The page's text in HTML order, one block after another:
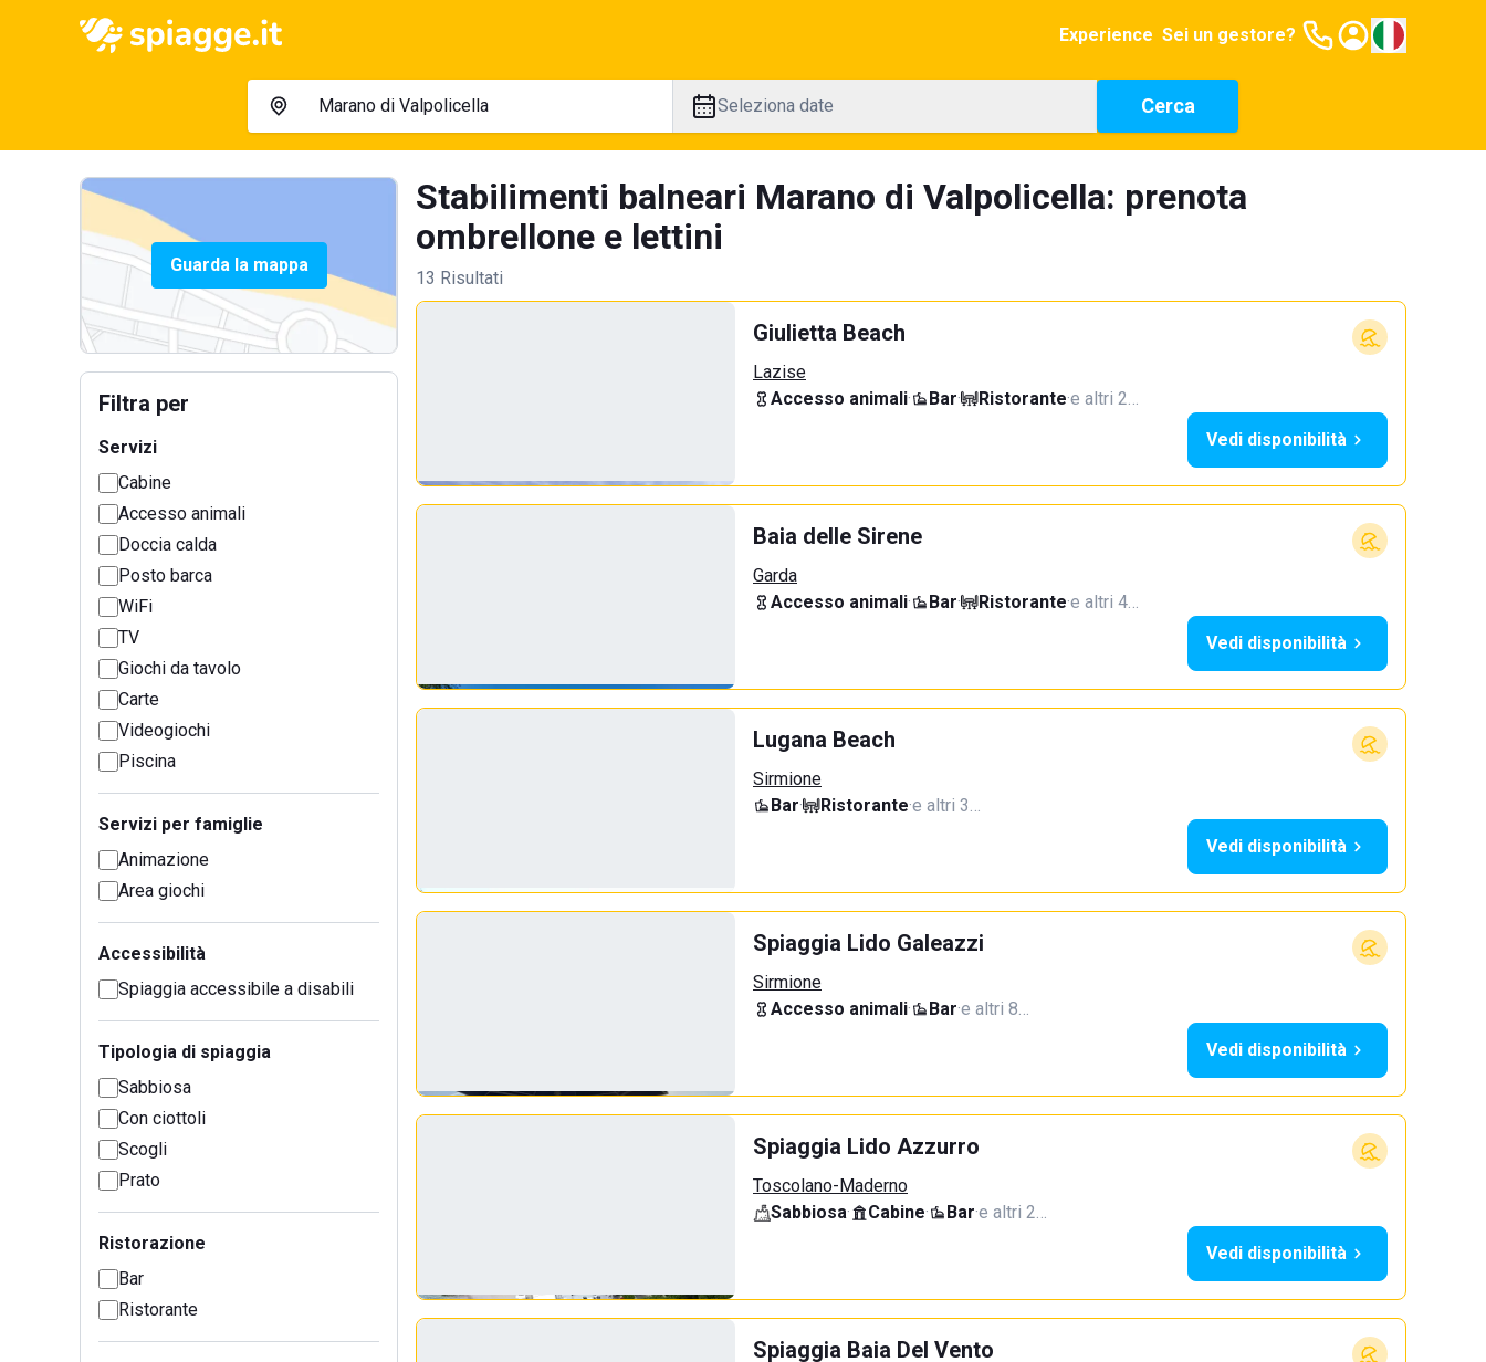
Experience Sei un gestore?
Seleziona date Cerca
Guarda la mappa
Filtra per
Servizi
Cabine
Accesso animali
Doccia calda
Posto barca
WiFi
TV
Giochi da tavolo
Carte
Videogiochi
Piscina
Servizi per famiglie
Animazione
Area giochi
Accessibilità
Spiaggia accessibile a disabili
Tipologia di spiaggia
Sabbiosa
Con ciottoli
Scogli
Prato
Ristorazione
Bar
Ristorante
Stabilimenti balneari Marano di Valpolicella: prenota
ombrellone e lettini
13 Risultati
Giulietta Beach
Lazise
Accesso animali· Bar· Ristorante·e altri 2…
Vedi disponibilità
Baia delle Sirene
Garda
Accesso animali· Bar· Ristorante·e altri 4…
Vedi disponibilità
Lugana Beach
Sirmione
Bar· Ristorante·e altri 3…
Vedi disponibilità
Spiaggia Lido Galeazzi
Sirmione
Accesso animali· Bar·e altri 8…
Vedi disponibilità
Spiaggia Lido Azzurro
Toscolano-Maderno
Sabbiosa· Cabine· Bar·e altri 2…
Vedi disponibilità
Spiaggia Baia Del Vento